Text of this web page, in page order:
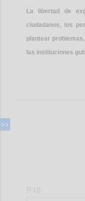
La libertad de
ciudadanos, los
plantear
las instituciones